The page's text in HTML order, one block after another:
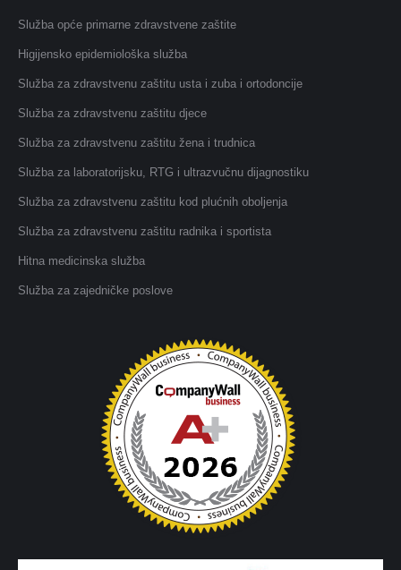
Služba opće primarne zdravstvene zaštite
Higijensko epidemiološka služba
Služba za zdravstvenu zaštitu usta i zuba i ortodoncije
Služba za zdravstvenu zaštitu djece
Služba za zdravstvenu zaštitu žena i trudnica
Služba za laboratorijsku, RTG i ultrazvučnu dijagnostiku
Služba za zdravstvenu zaštitu kod plućnih oboljenja
Služba za zdravstvenu zaštitu radnika i sportista
Hitna medicinska služba
Služba za zajedničke poslove